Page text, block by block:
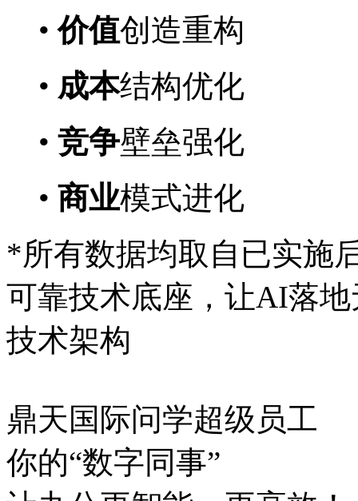
•价值创造重构
• 成本结构优化
• 竞争壁垒强化
• 商业模式进化
*所有数据均取自已实施
可靠技术底座，让AI落
技术架构
鼎天国际问学超级员工
你的“数字同事”